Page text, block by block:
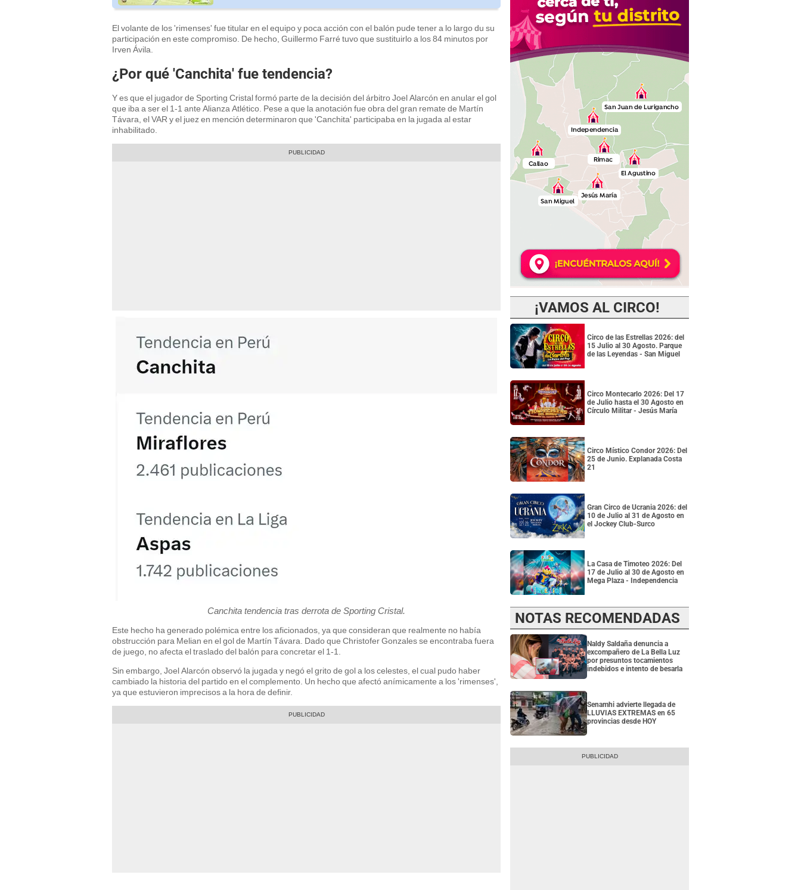
El volante de los 'rimenses' fue titular en el equipo y poca acción con el balón pude tener a lo largo du su
participación en este compromiso. De hecho, Guillermo Farré tuvo que sustituirlo a los 84 minutos por
Irven Ávila.
¿Por qué 'Canchita' fue tendencia?
Y es que el jugador de Sporting Cristal formó parte de la decisión del árbitro Joel Alarcón en anular el gol
que iba a ser el 1-1 ante Alianza Atlético. Pese a que la anotación fue obra del gran remate de Martín
Távara, el VAR y el juez en mención determinaron que 'Canchita' participaba en la jugada al estar
inhabilitado.
Canchita tendencia tras derrota de Sporting Cristal.
Este hecho ha generado polémica entre los aficionados, ya que consideran que realmente no había
obstrucción para Melian en el gol de Martín Távara. Dado que Christofer Gonzales se encontraba fuera
de juego, no afecta el traslado del balón para concretar el 1-1.
Sin embargo, Joel Alarcón observó la jugada y negó el grito de gol a los celestes, el cual pudo haber
cambiado la historia del partido en el complemento. Un hecho que afectó anímicamente a los 'rimenses',
ya que estuvieron imprecisos a la hora de definir.
¡VAMOS AL CIRCO!
Circo de las Estrellas 2026: del
15 Julio al 30 Agosto. Parque
de las Leyendas - San Miguel
Circo Montecarlo 2026: Del 17
de Julio hasta el 30 Agosto en
Círculo Militar - Jesús María
Circo Místico Condor 2026: Del
25 de Junio. Explanada Costa
21
Gran Circo de Ucrania 2026: del
10 de Julio al 31 de Agosto en
el Jockey Club-Surco
La Casa de Timoteo 2026: Del
17 de Julio al 30 de Agosto en
Mega Plaza - Independencia
NOTAS RECOMENDADAS
Naldy Saldaña denuncia a
excompañero de La Bella Luz
por presuntos tocamientos
indebidos e intento de besarla
Senamhi advierte llegada de
LLUVIAS EXTREMAS en 65
provincias desde HOY